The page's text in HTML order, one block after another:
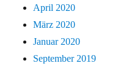
April 2020
März 2020
Januar 2020
September 2019